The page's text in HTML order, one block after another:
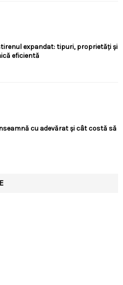
expandat: tipuri, proprietăți și
eficientă
cu adevărat și cât costă să